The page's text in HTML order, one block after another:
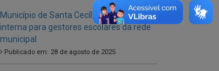
Publicado em: 28 de agosto de 2025
Encerramos com chave de ouro!
Feira do Empreendedor
Publicado em: 26 de agosto de 2025